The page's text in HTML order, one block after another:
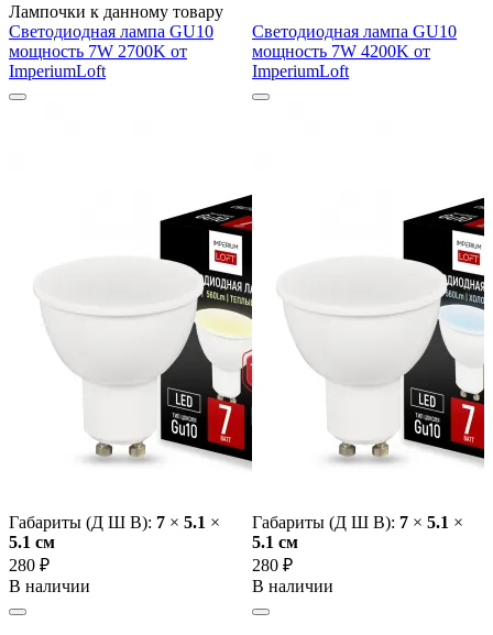
Лампочки к данному товару
Светодиодная лампа GU10
мощность 7W 2700K от
ImperiumLoft
Габариты (Д Ш В): 7 × 5.1 ×
5.1 cм
280 ₽
В наличии
Светодиодная лампа GU10
мощность 7W 4200K от
ImperiumLoft
Габариты (Д Ш В): 7 × 5.1 ×
5.1 cм
280 ₽
В наличии